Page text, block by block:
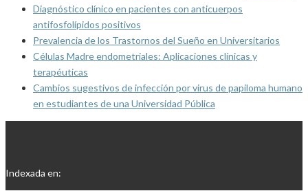
Diagnóstico clínico en pacientes con anticuerpos
antifosfolípidos positivos
Prevalencia de los Trastornos del Sueño en Universitarios
Células Madre endometriales: Aplicaciones clínicas y
terapéuticas
Cambios sugestivos de infección por virus de papiloma humano
en estudiantes de una Universidad Pública
Indexada en: